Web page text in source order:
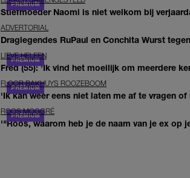
Stiefmoeder Naomi is niet welkom bij
ADVERTORIAL
Draglegendes RuPaul en Conchita Wurst
LIEVE HELEEN
Fred (55): 'Ik vind het moeilijk om meerdere
FLOOR BAKHUYS ROOZEBOOM
'Ik kan weer eens niet laten me af te vragen
ROOS MOGGRÉ
'"Roos, waarom heb je de naam van je ex op